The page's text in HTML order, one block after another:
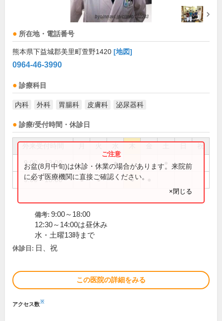
所在地・電話番号
熊本県下益城郡美里町萱野1420 [地図]
0964-46-3990
診療科目
内科 外科 胃腸科 皮膚科 泌尿器科
診療/受付時間・休診日
祝
9:00～13:00 ●
9:00～18:00 ● ● ●
お盆(8月中旬)は休診・休業の場合があります。来院前
に必ず医療機関に直接ご確認ください。
×閉じる
備考: 9:00～18:00
12:30～14:00は昼休み
水・土曜13時まで
休診日: 日、祝
この医院の詳細をみる
アクセス数※